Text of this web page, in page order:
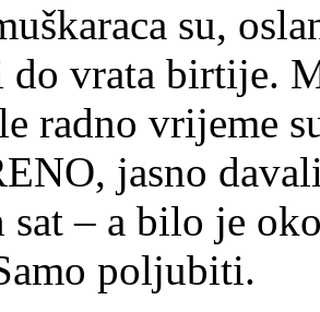
su,
do vrata birtije.
radno vrijeme
jasno
sat – a bilo je
poljubiti.